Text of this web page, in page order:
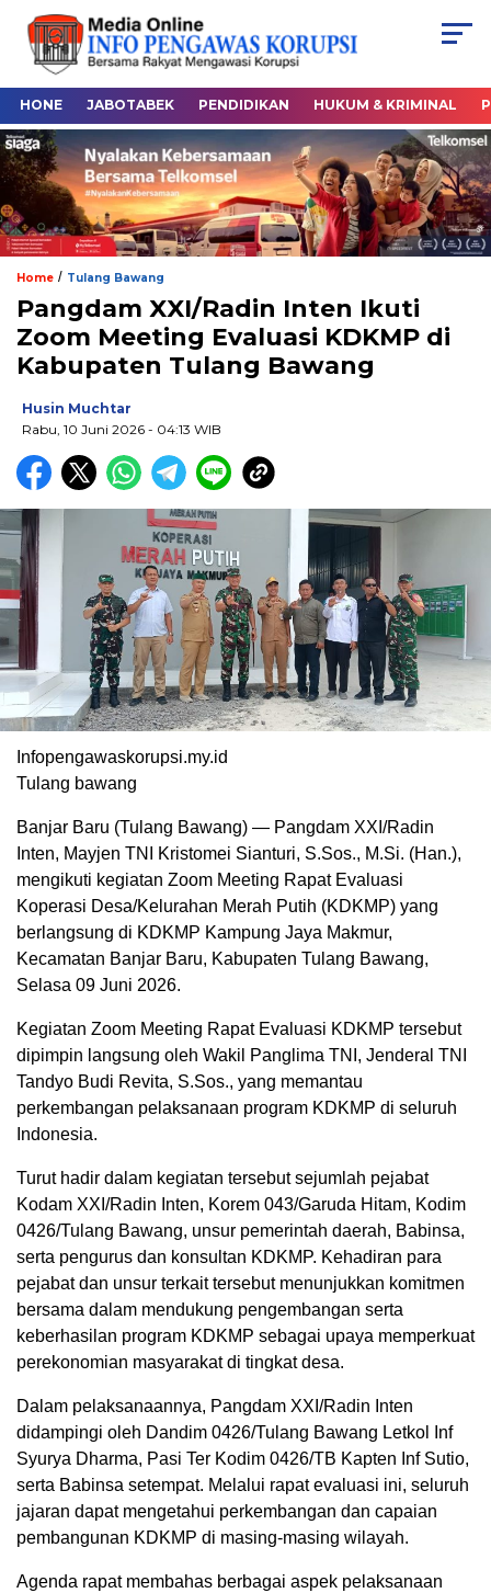
HONE JABOTABEK PENDIDIKAN HUKUM & KRIMINAL
Home / Tulang Bawang
Pangdam XXI/Radin Inten Ikuti
Zoom Meeting Evaluasi KDKMP di
Kabupaten Tulang Bawang
Husin Muchtar
Rabu, 10 Juni 2026 - 04:13 WIB
Infopengawaskorupsi.my.id
Tulang bawang
Banjar Baru (Tulang Bawang) — Pangdam XXI/Radin
Inten, Mayjen TNI Kristomei Sianturi, S.Sos., M.Si. (Han.),
mengikuti kegiatan Zoom Meeting Rapat Evaluasi
Koperasi Desa/Kelurahan Merah Putih (KDKMP) yang
berlangsung di KDKMP Kampung Jaya Makmur,
Kecamatan Banjar Baru, Kabupaten Tulang Bawang,
Selasa 09 Juni 2026.
Kegiatan Zoom Meeting Rapat Evaluasi KDKMP tersebut
dipimpin langsung oleh Wakil Panglima TNI, Jenderal TNI
Tandyo Budi Revita, S.Sos., yang memantau
perkembangan pelaksanaan program KDKMP di seluruh
Indonesia.
Turut hadir dalam kegiatan tersebut sejumlah pejabat
Kodam XXI/Radin Inten, Korem 043/Garuda Hitam, Kodim
0426/Tulang Bawang, unsur pemerintah daerah, Babinsa,
serta pengurus dan konsultan KDKMP. Kehadiran para
pejabat dan unsur terkait tersebut menunjukkan komitmen
bersama dalam mendukung pengembangan serta
keberhasilan program KDKMP sebagai upaya memperkuat
perekonomian masyarakat di tingkat desa.
Dalam pelaksanaannya, Pangdam XXI/Radin Inten
didampingi oleh Dandim 0426/Tulang Bawang Letkol Inf
Syurya Dharma, Pasi Ter Kodim 0426/TB Kapten Inf Sutio,
serta Babinsa setempat. Melalui rapat evaluasi ini, seluruh
jajaran dapat mengetahui perkembangan dan capaian
pembangunan KDKMP di masing-masing wilayah.
Agenda rapat membahas berbagai aspek pelaksanaan